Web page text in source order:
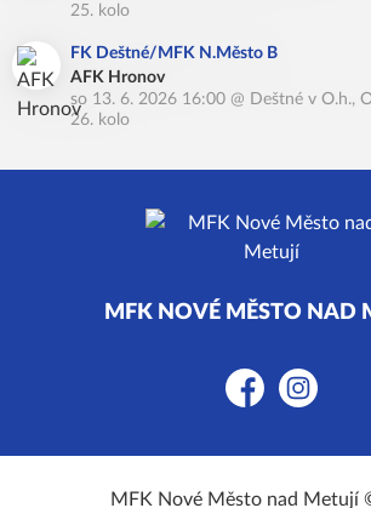
25. kolo
FK Deštné/MFK N.Město B
AFK Hronov
so 13. 6. 2026 16:00 @ Deštné v O.h.,
26. kolo
MFK NOVÉ MĚSTO NAD
FacebookInstagram
MFK Nové Město nad Metují